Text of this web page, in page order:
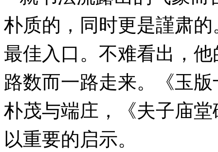
朴质的，同时更是謹肃
最佳入口。不难看出，
路数而一路走来。《玉
朴茂与端庄，《夫子庙
以重要的启示。